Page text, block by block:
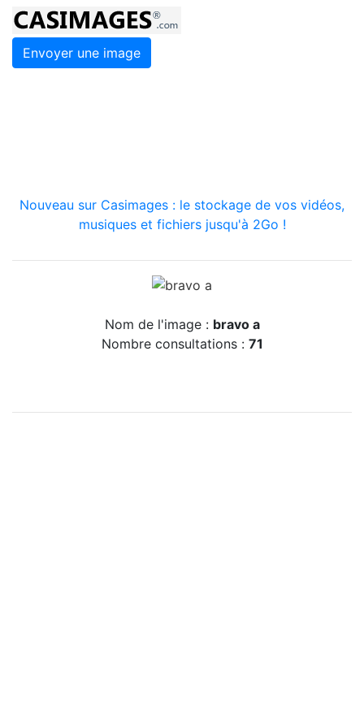
Envoyer une image
Nouveau sur Casimages : le stockage de vos vidéos,
musiques et fichiers jusqu'à 2Go !
Nom de l'image : bravo a
Nombre consultations : 71